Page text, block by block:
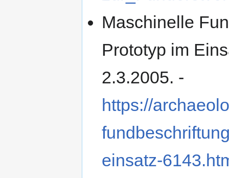
Maschinelle
Prototyp im
2.3.2005. -
https://
einsatz-